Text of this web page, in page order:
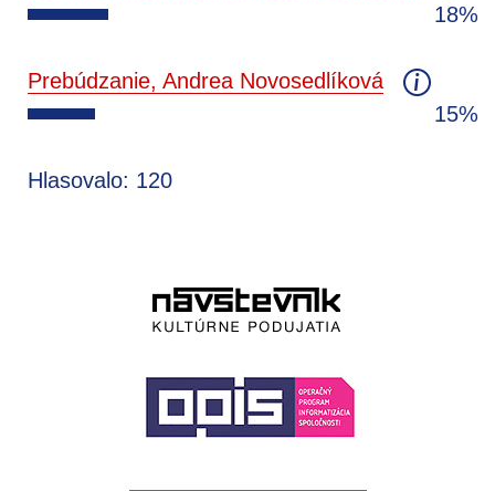
18%
Prebúdzanie, Andrea Novosedlíková
15%
Hlasovalo: 120